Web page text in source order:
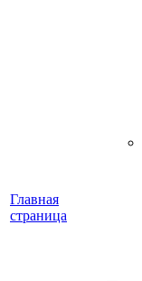
Главная
страница